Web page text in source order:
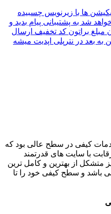
ها با زیرنویس چسبیده
شد به پشتیبانی پیام بدید و
مبلغ براتون کد تخفیف ارسال
به بعد در نترپلی اپدیت میشه
کیفی در سطح عالی بود که
با سایت های قدرتمند
متشکل از بهترین و کامل ترین
باشد و سطح کیفی خود را تا